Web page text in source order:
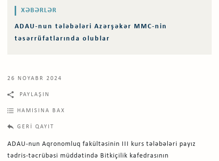
XƏBƏRLƏR
ADAU-nun tələbələri Azərşəkər MMC-nin
təsərrüfatlarında olublar
26 NOYABR 2024
PAYLAŞIN
HAMISINA BAX
GERI QAYIT
ADAU-nun Aqronomluq fakültəsinin III kurs tələbələri payız
tədris-təcrübəsi müddətində Bitkiçilik kafedrasının